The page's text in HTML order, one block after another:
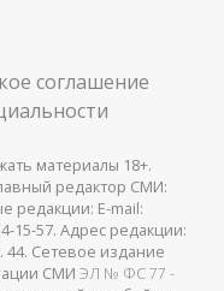
соглашение
материалы 18+.
редактор СМИ:
редакции: E-mail:
15-57. Адрес редакции:
44. Сетевое издание
СМИ ЭЛ № ФС 77 -